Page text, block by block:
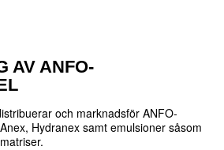
AV ANFO-
och marknadsför ANFO-
Hydranex samt emulsioner såsom